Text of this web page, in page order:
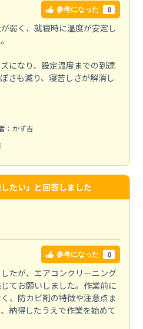
参考になった 0
弱く、就寝時に温度が安定し
になり、設定温度までの到達
さも減り、寝苦しさが解消し
：かず吉
たい」と回答しました
参考になった 0
たが、エアコンクリーニング
てお願いしました。作業前に
、防カビ剤の特徴や注意点ま
納得したうえで作業を始めて